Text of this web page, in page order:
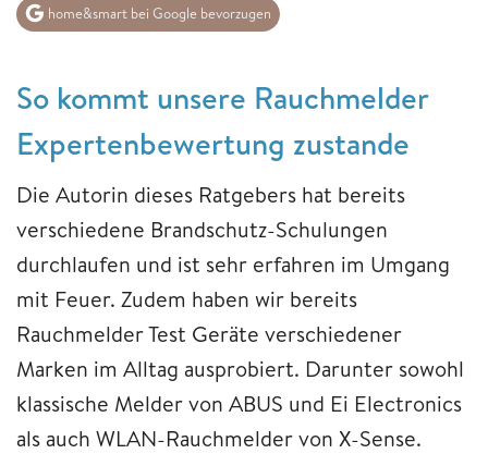
home&smart bei Google bevorzugen
So kommt unsere Rauchmelder
Expertenbewertung zustande
Die Autorin dieses Ratgebers hat bereits
verschiedene Brandschutz-Schulungen
durchlaufen und ist sehr erfahren im Umgang
mit Feuer. Zudem haben wir bereits
Rauchmelder Test Geräte verschiedener
Marken im Alltag ausprobiert. Darunter sowohl
klassische Melder von ABUS und Ei Electronics
als auch WLAN-Rauchmelder von X-Sense.